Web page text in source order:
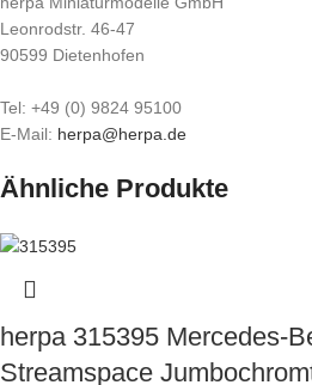
Leonrodstr. 46-47
90599 Dietenhofen
Tel: +49 (0) 9824 95100
E-Mail: herpa@herpa.de
Ähnliche Produkte
herpa 315395 Mercedes-
Streamspace